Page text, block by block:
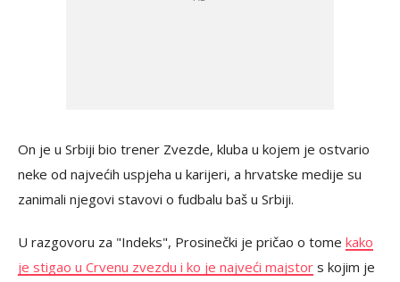
On je u Srbiji bio trener Zvezde, kluba u kojem je ostvario
neke od najvećih uspjeha u karijeri, a hrvatske medije su
zanimali njegovi stavovi o fudbalu baš u Srbiji.
U razgovoru za "Indeks", Prosinečki je pričao o tome kako
je stigao u Crvenu zvezdu i ko je najveći majstor s kojim je